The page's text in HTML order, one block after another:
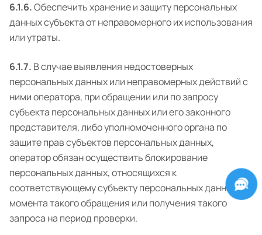
6.1.6.Обеспечить хранение и защиту персональных
данных субъекта от неправомерного их использования
или утраты.
6.1.7. В случае выявления недостоверных
персональных данных или неправомерных действий с
ними оператора, при обращении или по запросу
субъекта персональных данных или его законного
представителя, либо уполномоченного органа по
защите прав субъектов персональных данных,
оператор обязан осуществить блокирование
персональных данных, относящихся к
соответствующему субъекту персональных данных, с
момента такого обращения или получения такого
запроса на период проверки.